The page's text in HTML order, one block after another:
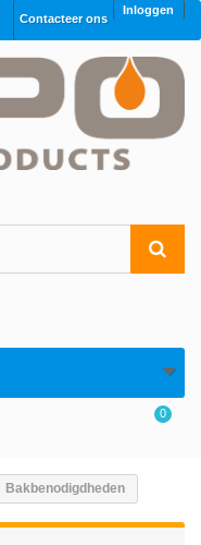
Inloggen
Contacteer ons
0
Bakbenodigdheden